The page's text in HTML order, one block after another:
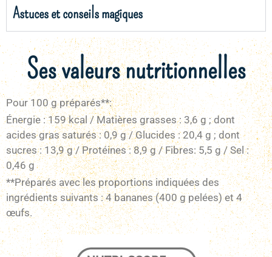
Astuces et conseils magiques
Ses valeurs nutritionnelles
Pour 100 g préparés**:
Énergie : 159 kcal / Matières grasses : 3,6 g ; dont
acides gras saturés : 0,9 g / Glucides : 20,4 g ; dont
sucres : 13,9 g / Protéines : 8,9 g / Fibres: 5,5 g / Sel :
0,46 g
**Préparés avec les proportions indiquées des
ingrédients suivants : 4 bananes (400 g pelées) et 4
œufs.